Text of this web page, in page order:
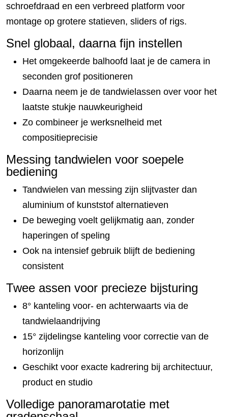
schroefdraad en een verbreed platform voor
montage op grotere statieven, sliders of rigs.
Snel globaal, daarna fijn instellen
Het omgekeerde balhoofd laat je de camera in
seconden grof positioneren
Daarna neem je de tandwielassen over voor het
laatste stukje nauwkeurigheid
Zo combineer je werksnelheid met
compositieprecisie
Messing tandwielen voor soepele
bediening
Tandwielen van messing zijn slijtvaster dan
aluminium of kunststof alternatieven
De beweging voelt gelijkmatig aan, zonder
haperingen of speling
Ook na intensief gebruik blijft de bediening
consistent
Twee assen voor precieze bijsturing
8° kanteling voor- en achterwaarts via de
tandwielaandrijving
15° zijdelingse kanteling voor correctie van de
horizonlijn
Geschikt voor exacte kadrering bij architectuur,
product en studio
Volledige panoramarotatie met